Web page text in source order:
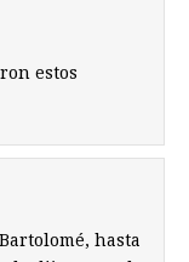
estos
hasta